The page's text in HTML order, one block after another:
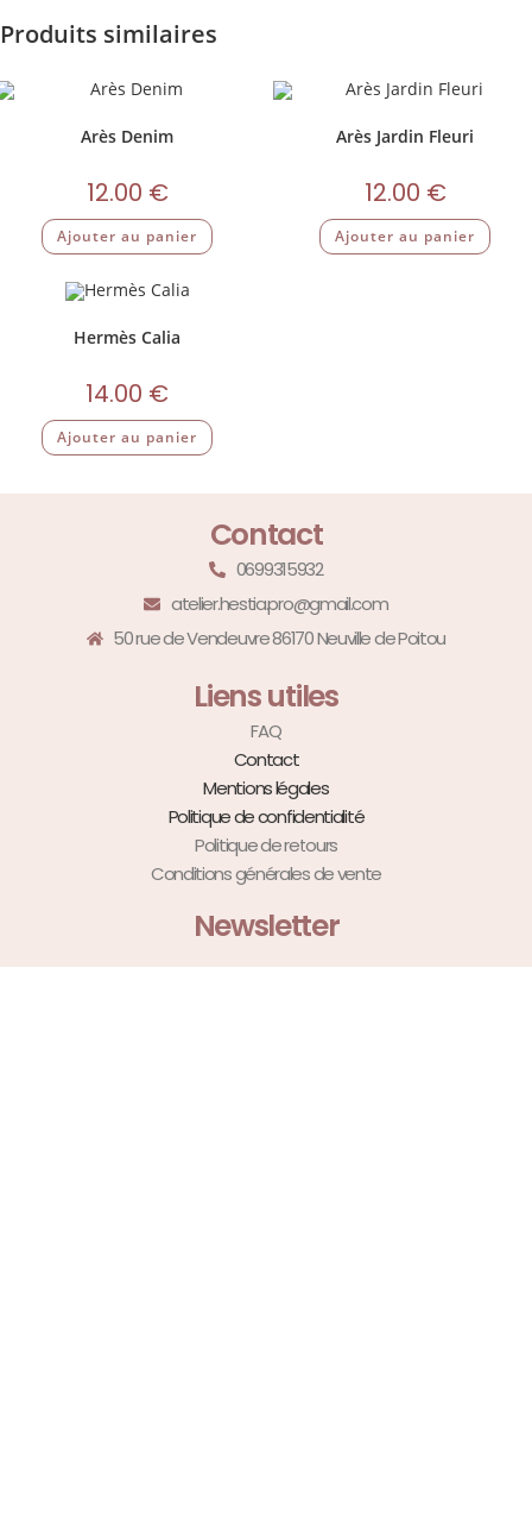
Produits similaires
Arès Denim
12.00 €
Ajouter au panier
Arès Jardin Fleuri
12.00 €
Ajouter au panier
Hermès Calia
14.00 €
Ajouter au panier
Contact
0699315932
atelier.hestia.pro@gmail.com
50 rue de Vendeuvre 86170 Neuville de Poitou
Liens utiles
FAQ
Contact
Mentions légales
Politique de confidentialité
Politique de retours
Conditions générales de vente
Newsletter